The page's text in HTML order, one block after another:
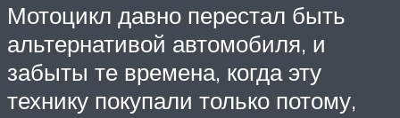
Мотоцикл давно перестал быть
альтернативой автомобиля, и
забыты те времена, когда эту
технику покупали только потому,